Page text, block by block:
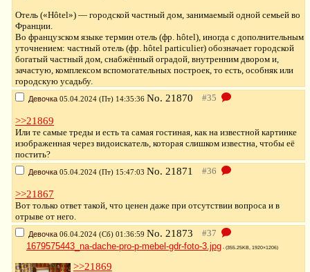
Отель («Hôtel») — городской частный дом, занимаемый одной семьей во
Франции.
Во французском языке термин отель (фр. hôtel), иногда с дополнительным
уточнением: частный отель (фр. hôtel particulier) обозначает городской
богатый частный дом, снабжённый оградой, внутренним двором и,
зачастую, комплексом вспомогательных построек, то есть, особняк или
городскую усадьбу.
Девочка 05.04.2024 (Пт) 14:35:36 No. 21870
>>21869
Или те самые треды и есть та самая гостиная, как на известной картинке
изображенная через видоискатель, которая слишком известна, чтобы её
постить?
Девочка 05.04.2024 (Пт) 15:47:03 No. 21871
>>21867
Вот только ответ такой, что ценен даже при отсутствии вопроса и в
отрыве от него.
Девочка 06.04.2024 (Сб) 01:36:59 No. 21873
1679575443_na-dache-pro-p-mebel-gdr-foto-3.jpg - (355.25KB, 1920×1206)
>>21869